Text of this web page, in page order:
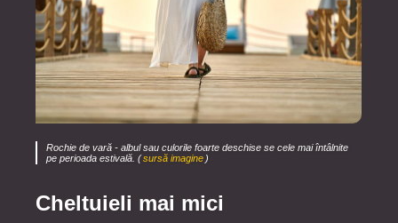
Rochie de vară - albul sau culorile foarte deschise se cele mai întâlnite
pe perioada estivală. (sursă imagine )
Cheltuieli mai mici